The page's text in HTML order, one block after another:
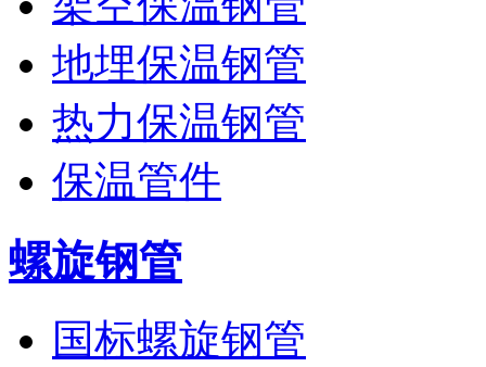
地埋保温钢管
热力保温钢管
保温管件
螺旋钢管
国标螺旋钢管